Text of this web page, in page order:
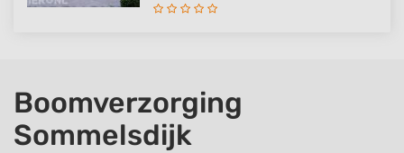
Boomverzorging
Sommelsdijk